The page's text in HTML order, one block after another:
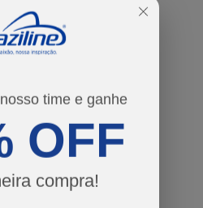
time e ganhe
OFF
compra!
R$ 129,90
R$ 64,95
tamanhos